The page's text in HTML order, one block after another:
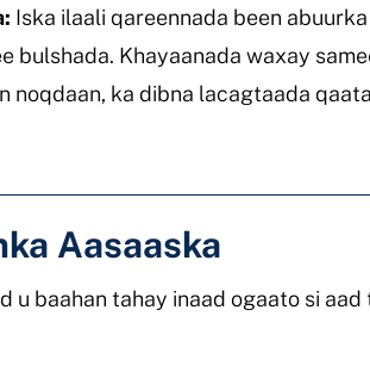
Iska ilaali qareennada been
bulshada. Khayaanada waxay
noqdaan, ka dibna lacagtaada
Aasaaska
u baahan tahay inaad ogaato si